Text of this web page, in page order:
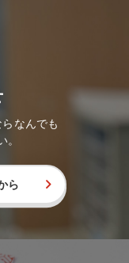
なんでも
。
ら